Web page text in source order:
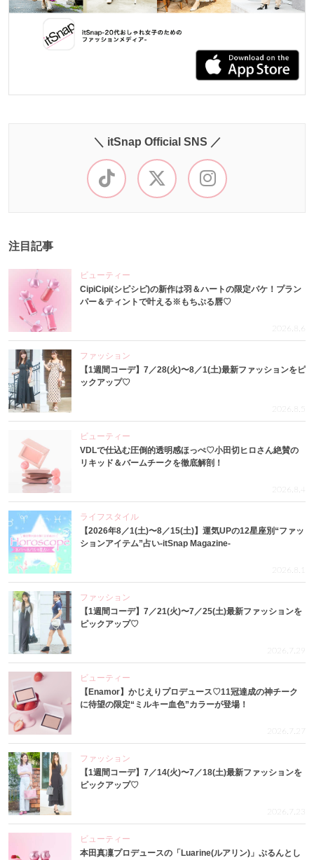
＼ itSnap Official SNS ／
注目記事
ビューティー
CipiCipi(シピシピ)の新作は羽＆ハートの限定パケ！プラン
パー＆ティントで叶える※もちぷる唇♡
2026.8.6
ファッション
【1週間コーデ】7／28(火)〜8／1(土)最新ファッションをピ
ックアップ♡
2026.8.5
ビューティー
VDLで仕込む圧倒的透明感ほっぺ♡小田切ヒロさん絶賛の
リキッド＆バームチークを徹底解剖！
2026.8.4
ライフスタイル
【2026年8／1(土)〜8／15(土)】運気UPの12星座別“ファッ
ションアイテム”占い-itSnap Magazine-
2026.8.1
ファッション
【1週間コーデ】7／21(火)〜7／25(土)最新ファッションを
ピックアップ♡
2026.7.29
ビューティー
【Enamor】かじえりプロデュース♡11冠達成の神チーク
に待望の限定“ミルキー血色”カラーが登場！
2026.7.27
ファッション
【1週間コーデ】7／14(火)〜7／18(土)最新ファッションを
ピックアップ♡
2026.7.23
ビューティー
本田真凜プロデュースの「Luarine(ルアリン)」ぷるんとし